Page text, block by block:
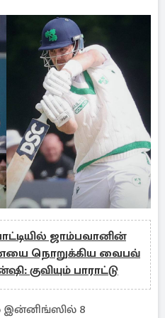
ஜாம்பவானின்
நொறுக்கிய வைபவ்
குவியும் பாராட்டு
இன்னிங்ஸில் 8